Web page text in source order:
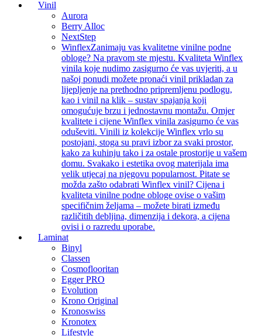
Vinil
Aurora
Berry Alloc
NextStep
WinflexZanimaju vas kvalitetne vinilne podne
obloge? Na pravom ste mjestu. Kvaliteta Winflex
vinila koje nudimo zasigurno će vas uvjeriti, a u
našoj ponudi možete pronaći vinil prikladan za
lijepljenje na prethodno pripremljenu podlogu,
kao i vinil na klik – sustav spajanja koji
omogućuje brzu i jednostavnu montažu. Omjer
kvalitete i cijene Winflex vinila zasigurno će vas
oduševiti. Vinili iz kolekcije Winflex vrlo su
postojani, stoga su pravi izbor za svaki prostor,
kako za kuhinju tako i za ostale prostorije u vašem
domu. Svakako i estetika ovog materijala ima
velik utjecaj na njegovu popularnost. Pitate se
možda zašto odabrati Winflex vinil? Cijena i
kvaliteta vinilne podne obloge ovise o vašim
specifičnim željama – možete birati između
različitih debljina, dimenzija i dekora, a cijena
ovisi i o razredu uporabe.
Laminat
Binyl
Classen
Cosmoflooritan
Egger PRO
Evolution
Krono Original
Kronoswiss
Kronotex
Lifestyle